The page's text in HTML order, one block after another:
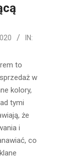
IN:
to
w
kolory,
tymi
że
i
co